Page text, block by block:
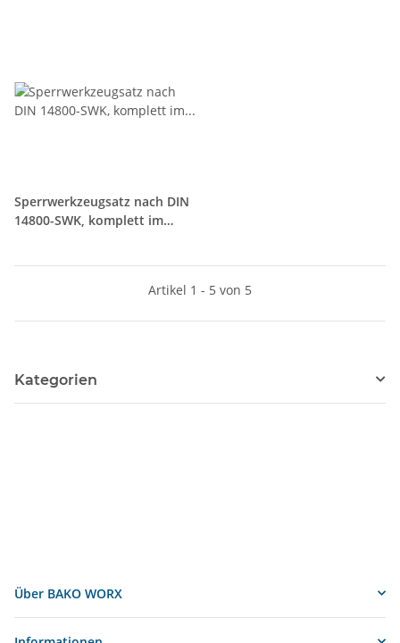
Sperrwerkzeugsatz nach DIN
14800-SWK, komplett im
Artikel 1 - 5 von 5
Kategorien
Über BAKO WORX